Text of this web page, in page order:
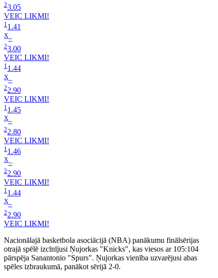
23.05
VEIC LIKMI!
1 1.41
X–
23.00
VEIC LIKMI!
1 1.44
X–
22.90
VEIC LIKMI!
1 1.45
X–
22.80
VEIC LIKMI!
1 1.46
X–
22.90
VEIC LIKMI!
1 1.44
X–
22.90
VEIC LIKMI!
Nacionālajā basketbola asociācijā (NBA) panākumu finālsērijas
otrajā spēlē izcīnījusi Ņujorkas "Knicks", kas viesos ar 105:104
pārspēja Sanantonio "Spurs". Ņujorkas vienība uzvarējusi abas
spēles izbraukumā, panākot sērijā 2-0.